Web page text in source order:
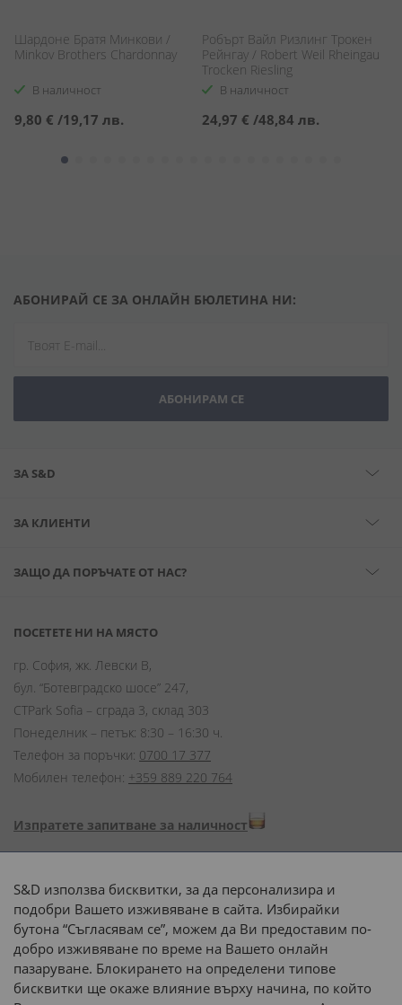
Шардоне Братя Минкови /
Minkov Brothers Chardonnay
В наличност
9,80 € /19,17 лв.
Робърт Вайл Ризлинг Трокен
Рейнгау / Robert Weil Rheingau
Trocken Riesling
В наличност
24,97 € /48,84 лв.
АБОНИРАЙ СЕ ЗА ОНЛАЙН БЮЛЕТИНА НИ:
АБОНИРАМ СЕ
ЗА S&D
ЗА КЛИЕНТИ
ЗАЩО ДА ПОРЪЧАТЕ ОТ НАС?
ПОСЕТЕТЕ НИ НА МЯСТО
гр. София, жк. Левски В,
бул. “Ботевградско шосе” 247,
CTPark Sofia – сграда 3, склад 303
Понеделник – петък: 8:30 – 16:30 ч.
Телефон за поръчки: 0700 17 377
Мобилен телефон: +359 889 220 764
Изпратете запитване за наличност
Начини на плащане:
Доставка до адрес с:
S&D използва бисквитки, за да персонализира и
подобри Вашето изживяване в сайта. Избирайки
бутона “Съгласявам се”, можем да Ви предоставим по-
добро изживяване по време на Вашето онлайн
пазаруване. Блокирането на определени типове
бисквитки ще окаже влияние върху начина, по който